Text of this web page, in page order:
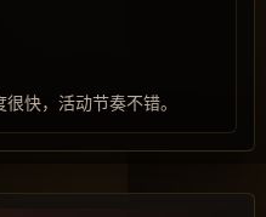
快，活动节奏不错。